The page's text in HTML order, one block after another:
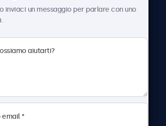
Notizie e aggiornamenti
Beetronics
Lavora con noi
inviaci un messaggio per parlare con uno